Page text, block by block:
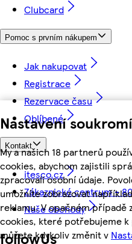
Nastavení
My a našich 18 partnerů
cookies, abychom zajistili
zpracovali osobní údaje.
umožníte zobrazovat
reklamu. V opačném případě
cookies, které potřebujeme
můžete kdykoliv změnit v
Clubcard
Pomoc s prvním nákupem
Jak nakupovat
Registrace
Rezervace času
Oblíbené
Kontakt
itesco.cz
Zákaznické centrum -
Naše obchody
followUs